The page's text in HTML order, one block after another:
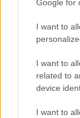
Google for
I want to
I want to
related to
device
I want to
BEST OF